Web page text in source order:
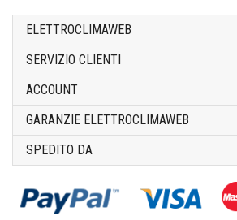
ELETTROCLIMAWEB
SERVIZIO CLIENTI
ACCOUNT
GARANZIE ELETTROCLIMAWEB
SPEDITO DA